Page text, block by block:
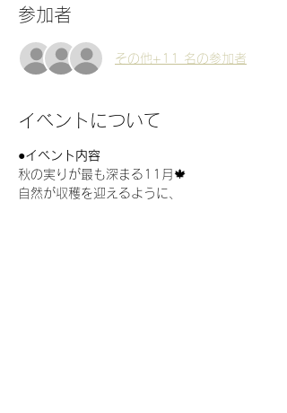
参加者
その他+11 名の参加者
イベントについて
●イベント内容
秋の実りが最も深まる11月🍁
自然が収穫を迎えるように、